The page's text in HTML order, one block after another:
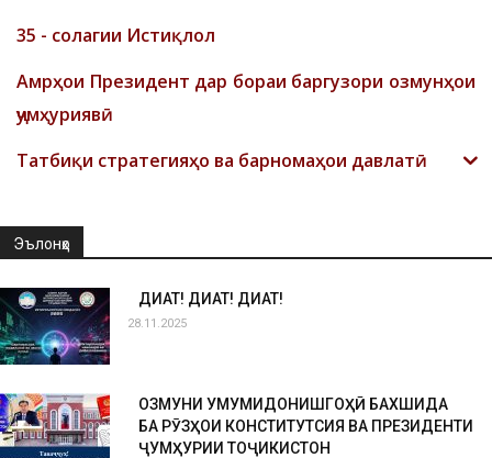
35 - солагии Истиқлол
Амрҳои Президент дар бораи баргузори озмунҳои
ҷумҳуриявӣ
Татбиқи стратегияҳо ва барномаҳои давлатӣ
Эълонҳо
ДИҚҚАТ! ДИҚҚАТ! ДИҚҚАТ!
28.11.2025
ОЗМУНИ УМУМИДОНИШГОҲӢ БАХШИДА
БА РӮЗҲОИ КОНСТИТУТСИЯ ВА ПРЕЗИДЕНТИ
ҶУМҲУРИИ ТОҶИКИСТОН